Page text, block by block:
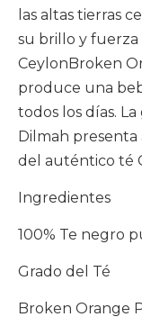
las altas tierras
su brillo y fuerza
CeylonBroken
produce una
todos los días.
Dilmah presenta
del auténtico té
Ingredientes
100% Te negro
Grado del Té
Broken Orange